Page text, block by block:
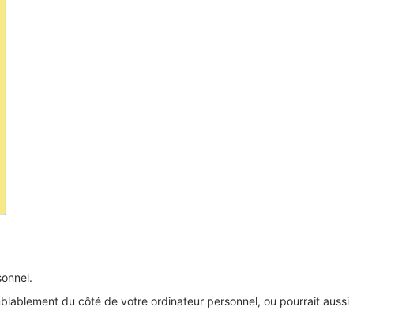
du côté de votre ordinateur personnel, ou pourrait aussi